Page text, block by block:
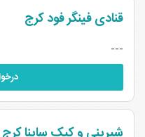
قنادی فینگر فود کرج
---